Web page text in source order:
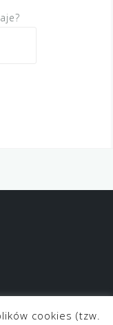
cookies (tzw.